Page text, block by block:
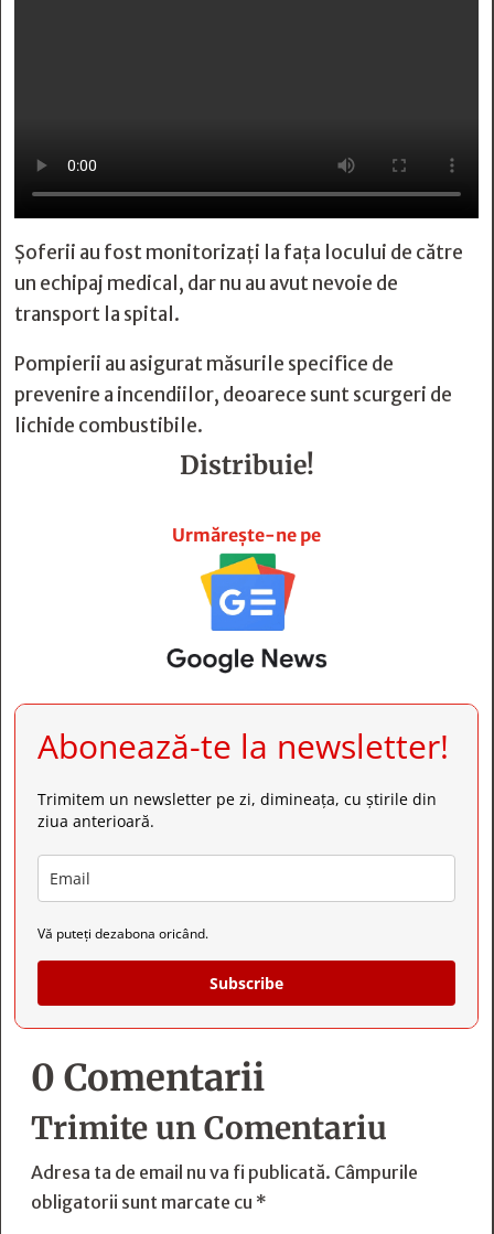
Șoferii au fost monitorizați la fața locului de către
un echipaj medical, dar nu au avut nevoie de
transport la spital.
Pompierii au asigurat măsurile specifice de
prevenire a incendiilor, deoarece sunt scurgeri de
lichide combustibile.
Distribuie!
Urmărește-ne pe
Abonează-te la newsletter!
Trimitem un newsletter pe zi, dimineața, cu știrile din
ziua anterioară.
Vă puteți dezabona oricând.
Subscribe
0 Comentarii
Trimite un Comentariu
Adresa ta de email nu va fi publicată. Câmpurile
obligatorii sunt marcate cu *